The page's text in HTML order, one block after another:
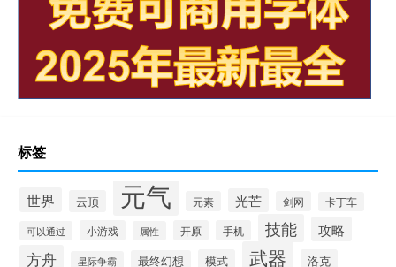
标签
世界 云顶 元气 元素 光芒 剑网 卡丁车
可以通过 小游戏 属性 开原 手机 技能 攻略
方舟 星际争霸 最终幻想 模式 武器 洛克